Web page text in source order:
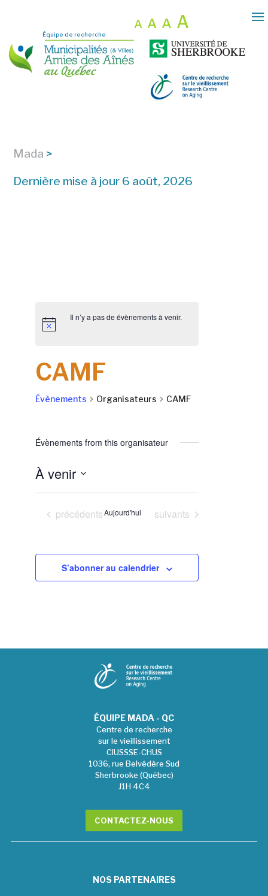
Équipe de recherche
A A A A
Mada >
Dernière mise à jour 6 août, 2026
Il n’y a pas de évènements à venir.
CAMF
Évènements Organisateurs CAMF
Évènements from this organisateur
À venir
Sélectionnez
date.
Évènements
précédentsAujourd'hui Évènements
suivants
S’abonner au calendrier
ÉQUIPE MADA - QC
Centre de recherche
sur le vieillissement
CIUSSSE-CHUS
1036, rue Belvédère Sud
Sherbrooke (Québec)
J1H 4C4
CONTACTEZ-NOUS
NOS PARTENAIRES